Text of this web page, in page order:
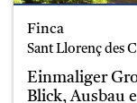
Finca
Sant Llorenç des
Einmaliger
Blick, Ausbau